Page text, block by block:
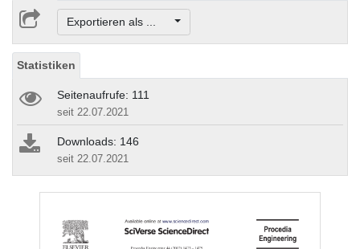
Exportieren als ...
Statistiken
Seitenaufrufe: 111
seit 22.07.2021
Downloads: 146
seit 22.07.2021